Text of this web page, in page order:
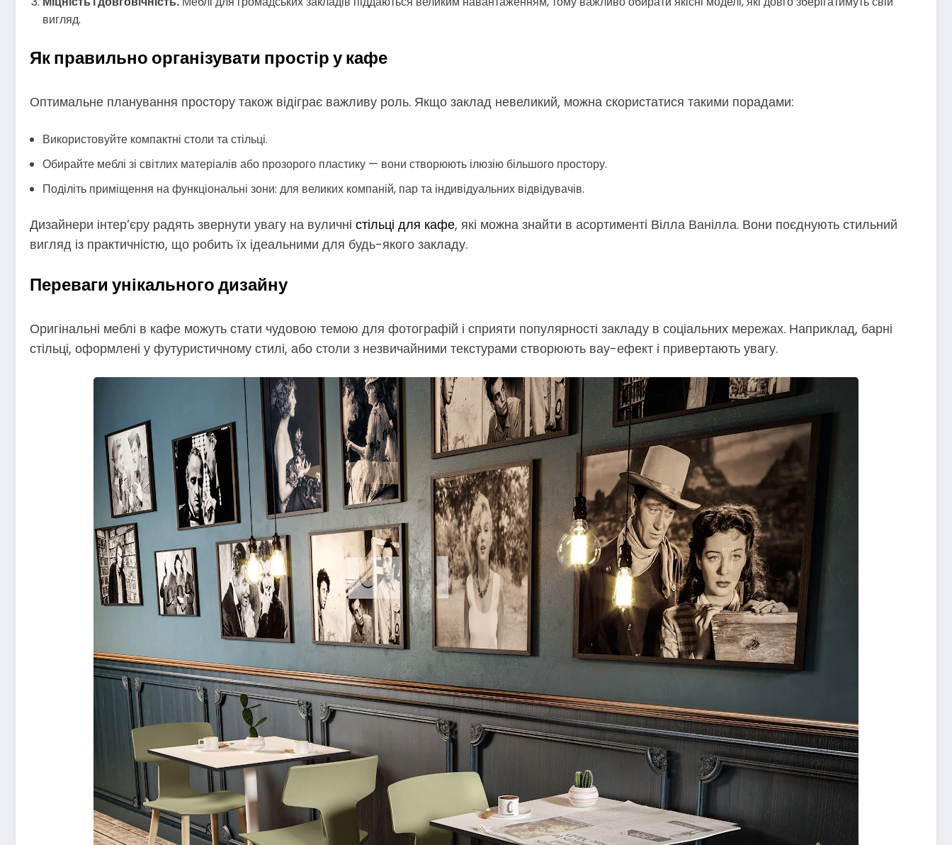
вигляд.
Як правильно організувати простір у кафе
Оптимальне планування простору також відіграє важливу роль. Якщо заклад невеликий, можна скористатися такими порадами:
Використовуйте компактні столи та стільці.
Обирайте меблі зі світлих матеріалів або прозорого пластику — вони створюють ілюзію більшого простору.
Поділіть приміщення на функціональні зони: для великих компаній, пар та індивідуальних відвідувачів.
Дизайнери інтер’єру радять звернути увагу на вуличні стільці для кафе, які можна знайти в асортименті Вілла Ванілла. Вони поєднують стильний
вигляд із практичністю, що робить їх ідеальними для будь-якого закладу.
Переваги унікального дизайну
Оригінальні меблі в кафе можуть стати чудовою темою для фотографій і сприяти популярності закладу в соціальних мережах. Наприклад, барні
стільці, оформлені у футуристичному стилі, або столи з незвичайними текстурами створюють вау-ефект і привертають увагу.